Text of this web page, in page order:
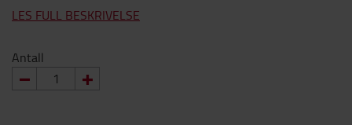
LES FULL BESKRIVELSE
Antall